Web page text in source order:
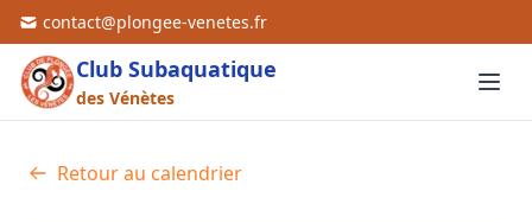
contact@plongee-venetes.fr
Club Subaquatique
des Vénètes
Retour au calendrier